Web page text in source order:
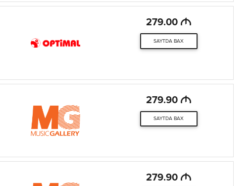
279.00 M
SAYTDA BAX
279.90 M
SAYTDA BAX
279.90 M